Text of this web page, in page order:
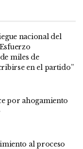
nacional del
miles de
en el partido”
por ahogamiento
al proceso